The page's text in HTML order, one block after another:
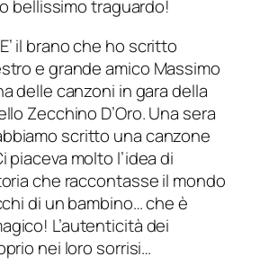
bellissimo traguardo!
il brano che ho scritto
e grande amico Massimo
delle canzoni in gara della
Zecchino D’Oro. Una sera
scritto una canzone
piaceva molto l’idea di
che raccontasse il mondo
di un bambino… che è
L’autenticità dei
nei loro sorrisi…